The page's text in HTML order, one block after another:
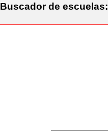
Buscador de escuelas: